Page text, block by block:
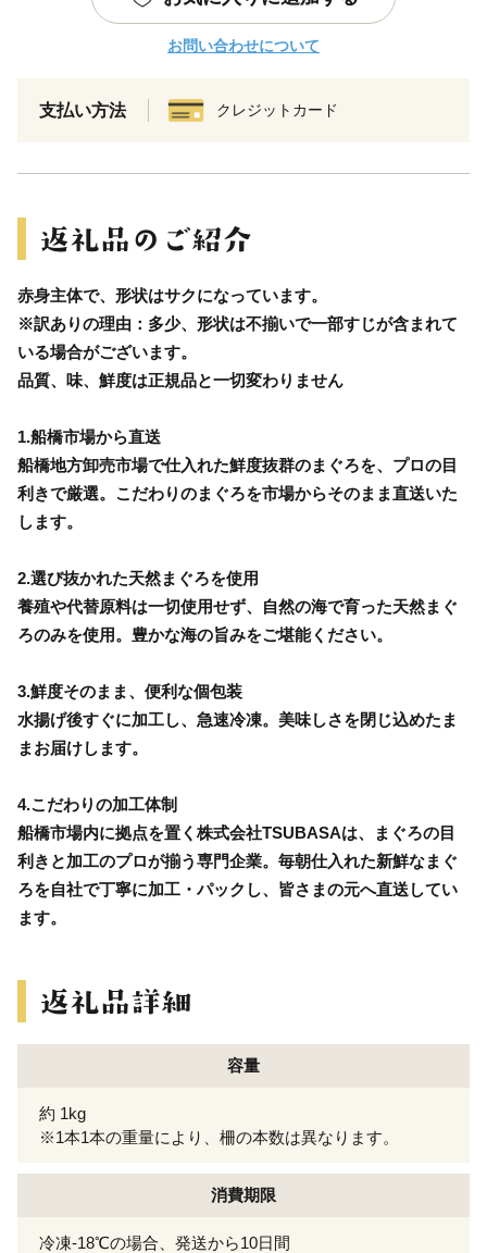
お問い合わせについて
支払い方法 クレジットカード
赤身主体で、形状はサクになっています。
※訳ありの理由：多少、形状は不揃いで一部すじが含まれて
いる場合がございます。
品質、味、鮮度は正規品と一切変わりません
1.船橋市場から直送
船橋地方卸売市場で仕入れた鮮度抜群のまぐろを、プロの目
利きで厳選。こだわりのまぐろを市場からそのまま直送いた
します。
2.選び抜かれた天然まぐろを使用
養殖や代替原料は一切使用せず、自然の海で育った天然まぐ
ろのみを使用。豊かな海の旨みをご堪能ください。
3.鮮度そのまま、便利な個包装
水揚げ後すぐに加工し、急速冷凍。美味しさを閉じ込めたま
まお届けします。
4.こだわりの加工体制
船橋市場内に拠点を置く株式会社TSUBASAは、まぐろの目
利きと加工のプロが揃う専門企業。毎朝仕入れた新鮮なまぐ
ろを自社で丁寧に加工・パックし、皆さまの元へ直送してい
ます。
容量
約 1kg
※1本1本の重量により、柵の本数は異なります。
消費期限
冷凍-18℃の場合、発送から10日間